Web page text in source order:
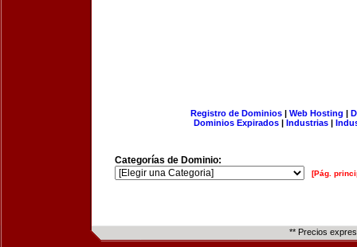
Registro de Dominios| Web Hosting |
Dominios Expirados | Industrias |
Categorías de Dominio:
[Pág.
** Precios